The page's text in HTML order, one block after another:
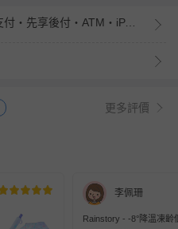
信用卡・LINE Pay・街口支付・先享後付・ATM・iPASS MONEY
更多評價
李佩珊
Rainstory - -8°降溫凍齡